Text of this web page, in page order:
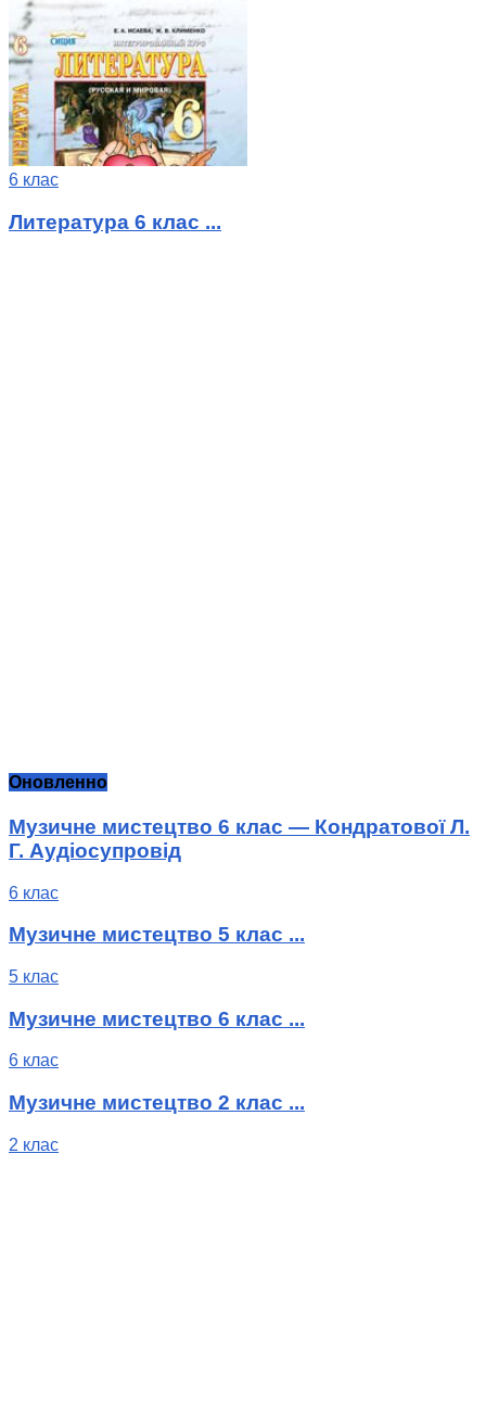
6 клас
Литература 6 клас ...
Оновленно
Музичне мистецтво 6 клас — Кондратової Л.
Г. Аудіосупровід
6 клас
Музичне мистецтво 5 клас ...
5 клас
Музичне мистецтво 6 клас ...
6 клас
Музичне мистецтво 2 клас ...
2 клас